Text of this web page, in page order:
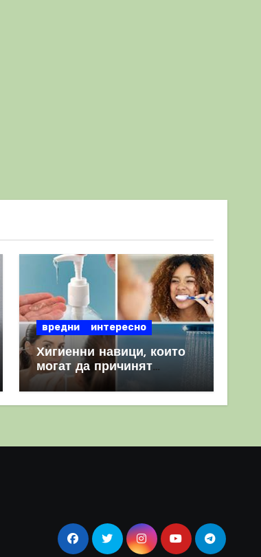
вредни интересно
Хигиенни навици, които
могат да причинят
повече вреда, отколкото